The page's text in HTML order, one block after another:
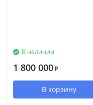
В наличии
1 800 000 ₽
В корзину